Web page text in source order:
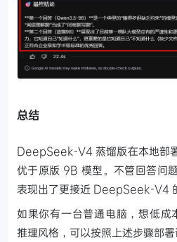
总结
DeepSeek-V4 蒸馏版在本地部
优于原版 9B 模型。不管回答问
表现出了更接近 DeepSeek-V4
如果你有一台普通电脑，想低
推理风格，可以按照上述步骤部署